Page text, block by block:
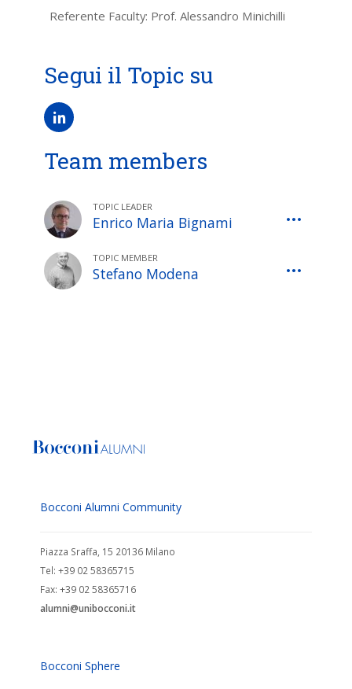
Referente Faculty: Prof. Alessandro Minichilli
Segui il Topic su
Team members
TOPIC LEADER
Enrico Maria Bignami
TOPIC MEMBER
Stefano Modena
Bocconi Alumni Community
Piazza Sraffa, 15 20136 Milano
Tel: +39 02 58365715
Fax: +39 02 58365716
alumni@unibocconi.it
Bocconi Sphere